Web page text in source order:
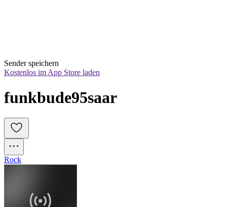
Sender speichern
Kostenlos im App Store laden
funkbude95saar
Rock